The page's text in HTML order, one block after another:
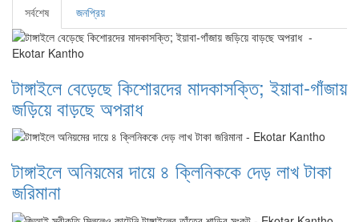
সর্বশেষ জনপ্রিয়
টাঙ্গাইলে বেড়েছে কিশোরদের মাদকাসক্তি; ইয়াবা-গাঁজায়
জড়িয়ে বাড়ছে অপরাধ
টাঙ্গাইলে অনিয়মের দায়ে ৪ ক্লিনিককে দেড় লাখ টাকা
জরিমানা